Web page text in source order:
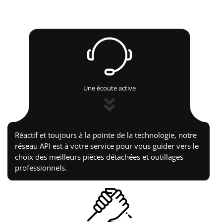
Une écoute active
Réactif et toujours à la pointe de la technologie, notre
réseau API est à votre service pour vous guider vers le
choix des meilleurs pièces détachées et outillages
professionnels.